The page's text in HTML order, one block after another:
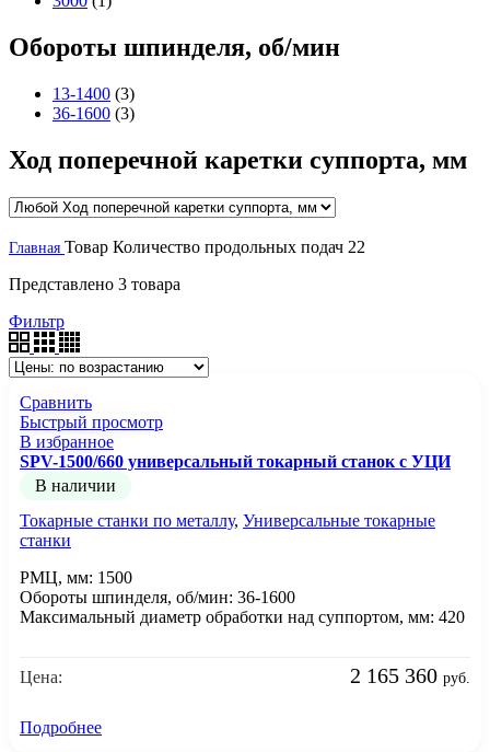
Обороты шпинделя, об/мин
13-1400 (3)
36-1600 (3)
Ход поперечной каретки суппорта, мм
Главная Товар Количество продольных подач 22
Представлено 3 товара
Фильтр
Сравнить
Быстрый просмотр
В избранное
SPV-1500/660 универсальный токарный станок с УЦИ
В наличии
Токарные станки по металлу, Универсальные токарные
станки
Цена: 2 165 360 руб.
РМЦ, мм: 1500
Обороты шпинделя, об/мин: 36-1600
Максимальный диаметр обработки над суппортом, мм: 420
Подробнее